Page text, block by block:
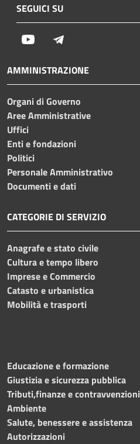
SEGUICI SU
Youtube
AMMINISTRAZIONE
Organi di Governo
Aree Amministrative
Uffici
Enti e fondazioni
Politici
Personale Amministrativo
Documenti e dati
CATEGORIE DI SERVIZIO
Anagrafe e stato civile
Cultura e tempo libero
Imprese e Commercio
Catasto e urbanistica
Mobilità e trasporti
Educazione e formazione
Giustizia e sicurezza pubblica
Tributi,finanze e contravvenzioni
Ambiente
Salute, benessere e assistenza
Autorizzazioni